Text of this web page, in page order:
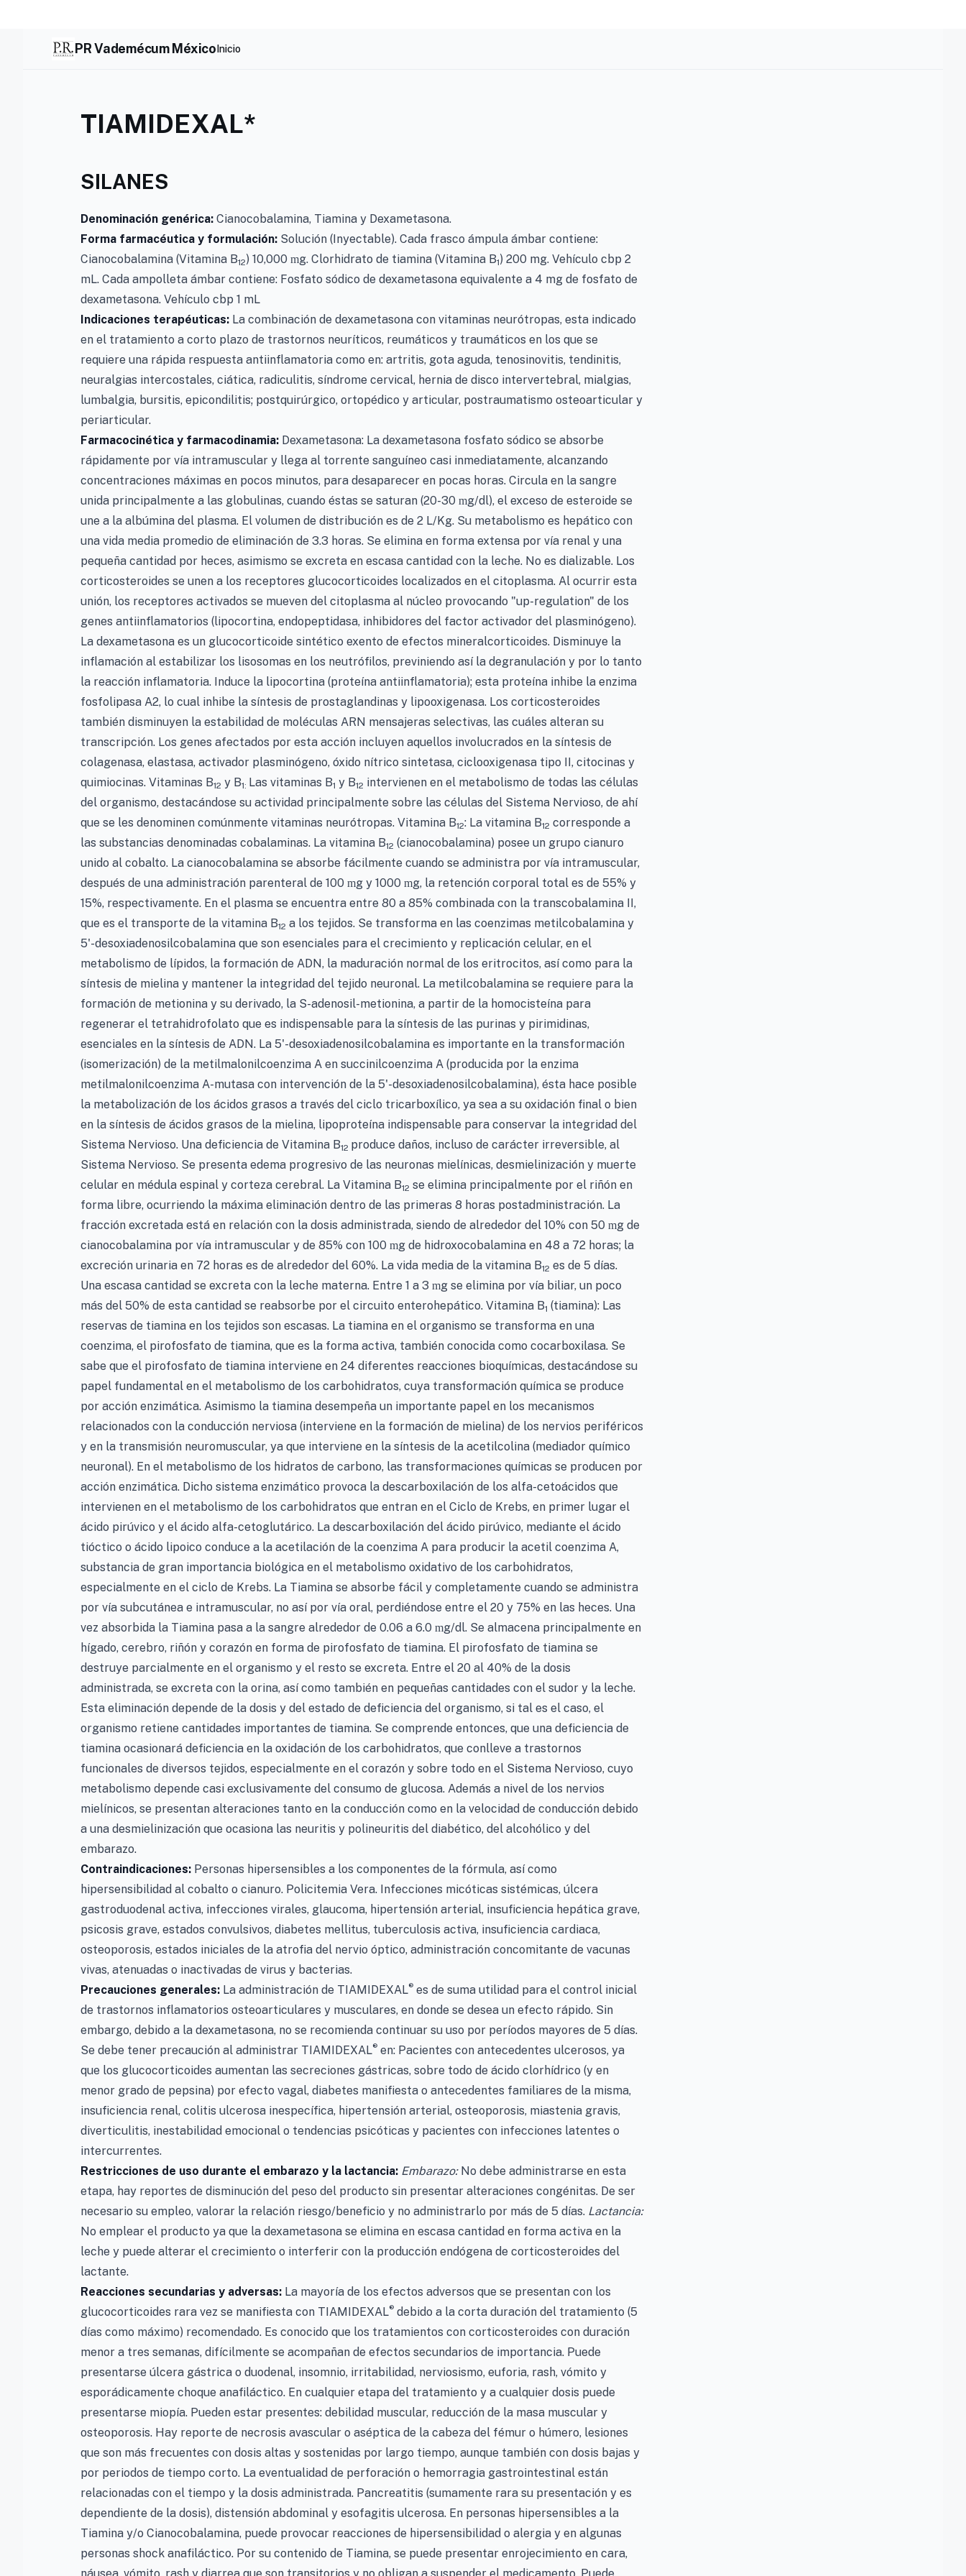
PR Vademécum MéxicoInicio
TIAMIDEXAL*
SILANES
Denominación genérica: Cianocobalamina, Tiamina y Dexametasona.
Forma farmacéutica y formulación: Solución (Inyectable). Cada frasco ámpula ámbar contiene:
Cianocobalamina (Vitamina B12) 10,000 mg. Clorhidrato de tiamina (Vitamina B1) 200 mg. Vehículo cbp 2
mL. Cada ampolleta ámbar contiene: Fosfato sódico de dexametasona equivalente a 4 mg de fosfato de
dexametasona. Vehículo cbp 1 mL
Indicaciones terapéuticas: La combinación de dexametasona con vitaminas neurótropas, esta indicado
en el tratamiento a corto plazo de trastornos neuríticos, reumáticos y traumáticos en los que se
requiere una rápida respuesta antiinflamatoria como en: artritis, gota aguda, tenosinovitis, tendinitis,
neuralgias intercostales, ciática, radiculitis, síndrome cervical, hernia de disco intervertebral, mialgias,
lumbalgia, bursitis, epicondilitis; postquirúrgico, ortopédico y articular, postraumatismo osteoarticular y
periarticular.
Farmacocinética y farmacodinamia: Dexametasona: La dexametasona fosfato sódico se absorbe
rápidamente por vía intramuscular y llega al torrente sanguíneo casi inmediatamente, alcanzando
concentraciones máximas en pocos minutos, para desaparecer en pocas horas. Circula en la sangre
unida principalmente a las globulinas, cuando éstas se saturan (20-30 mg/dl), el exceso de esteroide se
une a la albúmina del plasma. El volumen de distribución es de 2 L/Kg. Su metabolismo es hepático con
una vida media promedio de eliminación de 3.3 horas. Se elimina en forma extensa por vía renal y una
pequeña cantidad por heces, asimismo se excreta en escasa cantidad con la leche. No es dializable. Los
corticosteroides se unen a los receptores glucocorticoides localizados en el citoplasma. Al ocurrir esta
unión, los receptores activados se mueven del citoplasma al núcleo provocando "up-regulation" de los
genes antiinflamatorios (lipocortina, endopeptidasa, inhibidores del factor activador del plasminógeno).
La dexametasona es un glucocorticoide sintético exento de efectos mineralcorticoides. Disminuye la
inflamación al estabilizar los lisosomas en los neutrófilos, previniendo así la degranulación y por lo tanto
la reacción inflamatoria. Induce la lipocortina (proteína antiinflamatoria); esta proteína inhibe la enzima
fosfolipasa A2, lo cual inhibe la síntesis de prostaglandinas y lipooxigenasa. Los corticosteroides
también disminuyen la estabilidad de moléculas ARN mensajeras selectivas, las cuáles alteran su
transcripción. Los genes afectados por esta acción incluyen aquellos involucrados en la síntesis de
colagenasa, elastasa, activador plasminógeno, óxido nítrico sintetasa, ciclooxigenasa tipo II, citocinas y
quimiocinas. Vitaminas B12 y B1: Las vitaminas B1 y B12 intervienen en el metabolismo de todas las células
del organismo, destacándose su actividad principalmente sobre las células del Sistema Nervioso, de ahí
que se les denominen comúnmente vitaminas neurótropas. Vitamina B12: La vitamina B12 corresponde a
las substancias denominadas cobalaminas. La vitamina B12 (cianocobalamina) posee un grupo cianuro
unido al cobalto. La cianocobalamina se absorbe fácilmente cuando se administra por vía intramuscular,
después de una administración parenteral de 100 mg y 1000 mg, la retención corporal total es de 55% y
15%, respectivamente. En el plasma se encuentra entre 80 a 85% combinada con la transcobalamina II,
que es el transporte de la vitamina B12 a los tejidos. Se transforma en las coenzimas metilcobalamina y
5'-desoxiadenosilcobalamina que son esenciales para el crecimiento y replicación celular, en el
metabolismo de lípidos, la formación de ADN, la maduración normal de los eritrocitos, así como para la
síntesis de mielina y mantener la integridad del tejido neuronal. La metilcobalamina se requiere para la
formación de metionina y su derivado, la S-adenosil-metionina, a partir de la homocisteína para
regenerar el tetrahidrofolato que es indispensable para la síntesis de las purinas y pirimidinas,
esenciales en la síntesis de ADN. La 5'-desoxiadenosilcobalamina es importante en la transformación
(isomerización) de la metilmalonilcoenzima A en succinilcoenzima A (producida por la enzima
metilmalonilcoenzima A-mutasa con intervención de la 5'-desoxiadenosilcobalamina), ésta hace posible
la metabolización de los ácidos grasos a través del ciclo tricarboxílico, ya sea a su oxidación final o bien
en la síntesis de ácidos grasos de la mielina, lipoproteína indispensable para conservar la integridad del
Sistema Nervioso. Una deficiencia de Vitamina B12 produce daños, incluso de carácter irreversible, al
Sistema Nervioso. Se presenta edema progresivo de las neuronas mielínicas, desmielinización y muerte
celular en médula espinal y corteza cerebral. La Vitamina B12 se elimina principalmente por el riñón en
forma libre, ocurriendo la máxima eliminación dentro de las primeras 8 horas postadministración. La
fracción excretada está en relación con la dosis administrada, siendo de alrededor del 10% con 50 mg de
cianocobalamina por vía intramuscular y de 85% con 100 mg de hidroxocobalamina en 48 a 72 horas; la
excreción urinaria en 72 horas es de alrededor del 60%. La vida media de la vitamina B12 es de 5 días.
Una escasa cantidad se excreta con la leche materna. Entre 1 a 3 mg se elimina por vía biliar, un poco
más del 50% de esta cantidad se reabsorbe por el circuito enterohepático. Vitamina B1 (tiamina): Las
reservas de tiamina en los tejidos son escasas. La tiamina en el organismo se transforma en una
coenzima, el pirofosfato de tiamina, que es la forma activa, también conocida como cocarboxilasa. Se
sabe que el pirofosfato de tiamina interviene en 24 diferentes reacciones bioquímicas, destacándose su
papel fundamental en el metabolismo de los carbohidratos, cuya transformación química se produce
por acción enzimática. Asimismo la tiamina desempeña un importante papel en los mecanismos
relacionados con la conducción nerviosa (interviene en la formación de mielina) de los nervios periféricos
y en la transmisión neuromuscular, ya que interviene en la síntesis de la acetilcolina (mediador químico
neuronal). En el metabolismo de los hidratos de carbono, las transformaciones químicas se producen por
acción enzimática. Dicho sistema enzimático provoca la descarboxilación de los alfa-cetoácidos que
intervienen en el metabolismo de los carbohidratos que entran en el Ciclo de Krebs, en primer lugar el
ácido pirúvico y el ácido alfa-cetoglutárico. La descarboxilación del ácido pirúvico, mediante el ácido
tióctico o ácido lipoico conduce a la acetilación de la coenzima A para producir la acetil coenzima A,
substancia de gran importancia biológica en el metabolismo oxidativo de los carbohidratos,
especialmente en el ciclo de Krebs. La Tiamina se absorbe fácil y completamente cuando se administra
por vía subcutánea e intramuscular, no así por vía oral, perdiéndose entre el 20 y 75% en las heces. Una
vez absorbida la Tiamina pasa a la sangre alrededor de 0.06 a 6.0 mg/dl. Se almacena principalmente en
hígado, cerebro, riñón y corazón en forma de pirofosfato de tiamina. El pirofosfato de tiamina se
destruye parcialmente en el organismo y el resto se excreta. Entre el 20 al 40% de la dosis
administrada, se excreta con la orina, así como también en pequeñas cantidades con el sudor y la leche.
Esta eliminación depende de la dosis y del estado de deficiencia del organismo, si tal es el caso, el
organismo retiene cantidades importantes de tiamina. Se comprende entonces, que una deficiencia de
tiamina ocasionará deficiencia en la oxidación de los carbohidratos, que conlleve a trastornos
funcionales de diversos tejidos, especialmente en el corazón y sobre todo en el Sistema Nervioso, cuyo
metabolismo depende casi exclusivamente del consumo de glucosa. Además a nivel de los nervios
mielínicos, se presentan alteraciones tanto en la conducción como en la velocidad de conducción debido
a una desmielinización que ocasiona las neuritis y polineuritis del diabético, del alcohólico y del
embarazo.
Contraindicaciones: Personas hipersensibles a los componentes de la fórmula, así como
hipersensibilidad al cobalto o cianuro. Policitemia Vera. Infecciones micóticas sistémicas, úlcera
gastroduodenal activa, infecciones virales, glaucoma, hipertensión arterial, insuficiencia hepática grave,
psicosis grave, estados convulsivos, diabetes mellitus, tuberculosis activa, insuficiencia cardiaca,
osteoporosis, estados iniciales de la atrofia del nervio óptico, administración concomitante de vacunas
vivas, atenuadas o inactivadas de virus y bacterias.
Precauciones generales: La administración de TIAMIDEXAL® es de suma utilidad para el control inicial
de trastornos inflamatorios osteoarticulares y musculares, en donde se desea un efecto rápido. Sin
embargo, debido a la dexametasona, no se recomienda continuar su uso por períodos mayores de 5 días.
Se debe tener precaución al administrar TIAMIDEXAL® en: Pacientes con antecedentes ulcerosos, ya
que los glucocorticoides aumentan las secreciones gástricas, sobre todo de ácido clorhídrico (y en
menor grado de pepsina) por efecto vagal, diabetes manifiesta o antecedentes familiares de la misma,
insuficiencia renal, colitis ulcerosa inespecífica, hipertensión arterial, osteoporosis, miastenia gravis,
diverticulitis, inestabilidad emocional o tendencias psicóticas y pacientes con infecciones latentes o
intercurrentes.
Restricciones de uso durante el embarazo y la lactancia: Embarazo:No debe administrarse en esta
etapa, hay reportes de disminución del peso del producto sin presentar alteraciones congénitas. De ser
necesario su empleo, valorar la relación riesgo/beneficio y no administrarlo por más de 5 días. Lactancia:
No emplear el producto ya que la dexametasona se elimina en escasa cantidad en forma activa en la
leche y puede alterar el crecimiento o interferir con la producción endógena de corticosteroides del
lactante.
Reacciones secundarias y adversas: La mayoría de los efectos adversos que se presentan con los
glucocorticoides rara vez se manifiesta con TIAMIDEXAL® debido a la corta duración del tratamiento (5
días como máximo) recomendado. Es conocido que los tratamientos con corticosteroides con duración
menor a tres semanas, difícilmente se acompañan de efectos secundarios de importancia. Puede
presentarse úlcera gástrica o duodenal, insomnio, irritabilidad, nerviosismo, euforia, rash, vómito y
esporádicamente choque anafiláctico. En cualquier etapa del tratamiento y a cualquier dosis puede
presentarse miopía. Pueden estar presentes: debilidad muscular, reducción de la masa muscular y
osteoporosis. Hay reporte de necrosis avascular o aséptica de la cabeza del fémur o húmero, lesiones
que son más frecuentes con dosis altas y sostenidas por largo tiempo, aunque también con dosis bajas y
por periodos de tiempo corto. La eventualidad de perforación o hemorragia gastrointestinal están
relacionadas con el tiempo y la dosis administrada. Pancreatitis (sumamente rara su presentación y es
dependiente de la dosis), distensión abdominal y esofagitis ulcerosa. En personas hipersensibles a la
Tiamina y/o Cianocobalamina, puede provocar reacciones de hipersensibilidad o alergia y en algunas
personas shock anafiláctico. Por su contenido de Tiamina, se puede presentar enrojecimiento en cara,